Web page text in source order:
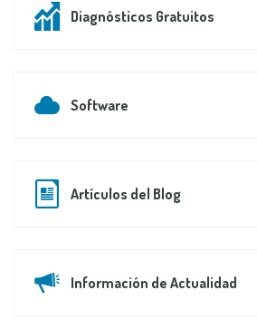
Diagnósticos Gratuitos
Software
Artículos del Blog
Información de Actualidad